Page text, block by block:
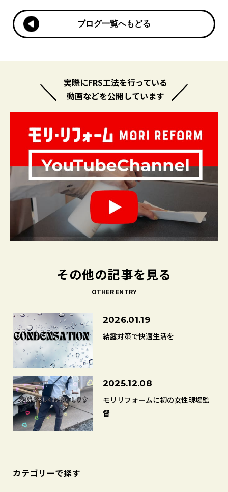
ブログ一覧へもどる
ブログ一覧へもどる
実際にFRS工法を行っている
動画などを公開しています
その他の記事を見る
OTHER ENTRY
2026.01.19
結露対策で快適生活を
2025.12.08
モリリフォームに初の女性現場監
督
カテゴリーで探す